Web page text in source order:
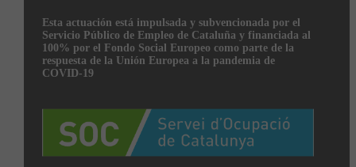
Esta actuación está impulsada y subvencionada por el
Servicio Público de Empleo de Cataluña y financiada al
100% por el Fondo Social Europeo como parte de la
respuesta de la Unión Europea a la pandemia de
COVID-19